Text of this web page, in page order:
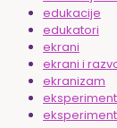
edukacije
edukatori
ekrani
ekrani i
ekranizam